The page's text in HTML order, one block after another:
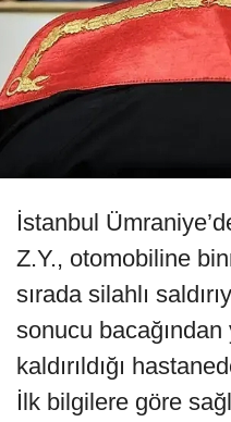
İstanbul
Z.Y., otomobiline
sırada silahlı
sonucu
kaldırıldığı
İlk bilgilere göre